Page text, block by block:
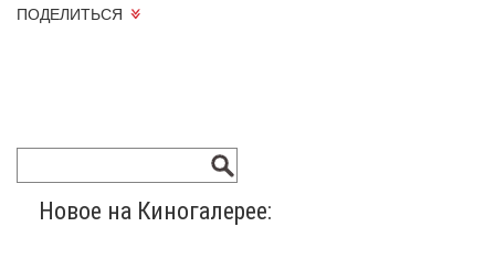
ПОДЕЛИТЬСЯ
Новое на Киногалерее: